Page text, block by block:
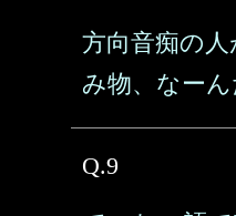
方向音痴の
み物、なーん
Q.9